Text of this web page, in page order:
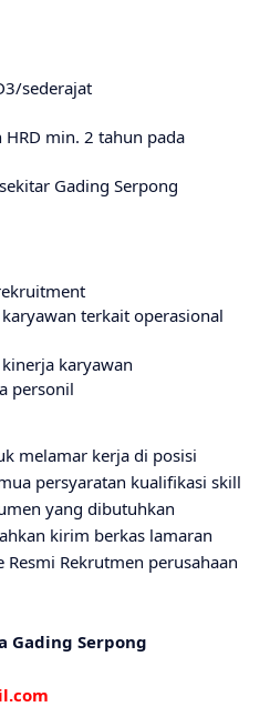
sederajat
min. 2 tahun pada
Gading Serpong
terkait operasional
karyawan
personil
melamar kerja di posisi
persyaratan kualifikasi skill
yang dibutuhkan
kirim berkas lamaran
Rekrutmen perusahaan
Gading Serpong